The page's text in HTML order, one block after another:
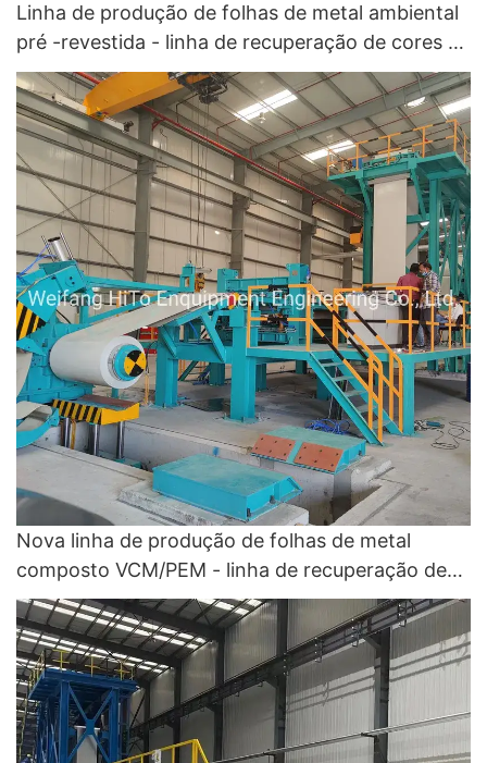
Linha de produção de folhas de metal ambiental
pré -revestida - linha de recuperação de cores e
linha de revestimento de cores
Nova linha de produção de folhas de metal
composto VCM/PEM - linha de recuperação de
cores e linha de revestimento de cores